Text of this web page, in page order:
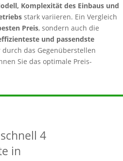
Komplexität des Einbaus und
stark variieren. Ein Vergleich
Preis, sondern auch die
und passendste
das Gegenüberstellen
Sie das optimale Preis-
4
in